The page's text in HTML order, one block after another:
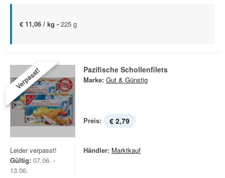
€ 11,06 / kg - 225 g
Verpasst! Pazifische Schollenfilets
Marke: Gut & Günstig
Preis: € 2,79
Leider verpasst!
Gültig: 07.06. -
13.06.
Händler: Marktkauf